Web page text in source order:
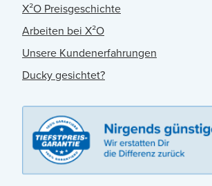
X²O Preisgeschichte
Arbeiten bei X²O
Unsere Kundenerfahrungen
Ducky gesichtet?